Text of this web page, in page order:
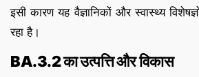
इसी कारण यह वैज्ञानिकों और स्वास्थ्य
रहा है।
BA.3.2 का उत्पत्ति और विकास